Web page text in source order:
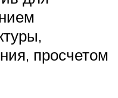
просчетом